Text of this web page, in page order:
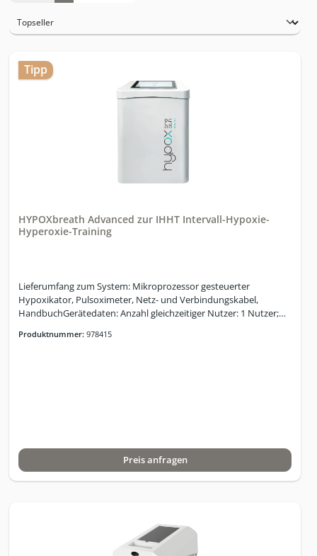
Tipp
HYPOXbreath Advanced zur IHHT Intervall-Hypoxie-
Hyperoxie-Training
Lieferumfang zum System: Mikroprozessor gesteuerter
Hypoxikator, Pulsoximeter, Netz- und Verbindungskabel,
HandbuchGerätedaten: Anzahl gleichzeitiger Nutzer: 1 Nutzer;
20,9 %; Hyperoxie: 34 %; Abmessungen (B x H x T) / Gewicht 40 x
Jährlich 400,- Euro (1 Monat gratis); einmalig 2500,- Euro für
von 9 – 20 % Sauerstoff, entspricht einer Höhe von 200 m – 6.500
integriertMehre individuelle Programme pro Kunde und als
Vorlage anlegbarProgramme nach Therapieplan des Hauses
Produktnummer: 978415
Preis anfragen